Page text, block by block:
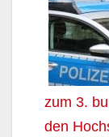
zum 3.
den